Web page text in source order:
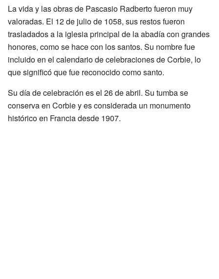
La vida y las obras de Pascasio Radberto fueron muy
valoradas. El 12 de julio de 1058, sus restos fueron
trasladados a la iglesia principal de la abadía con grandes
honores, como se hace con los santos. Su nombre fue
incluido en el calendario de celebraciones de Corbie, lo
que significó que fue reconocido como santo.
Su día de celebración es el 26 de abril. Su tumba se
conserva en Corbie y es considerada un monumento
histórico en Francia desde 1907.